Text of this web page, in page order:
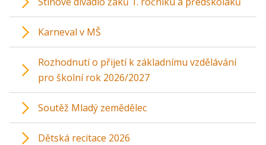
Karneval v MŠ
Rozhodnutí o přijetí k základnímu vzdělávání
pro školní rok 2026/2027
Soutěž Mladý zemědělec
Dětská recitace 2026